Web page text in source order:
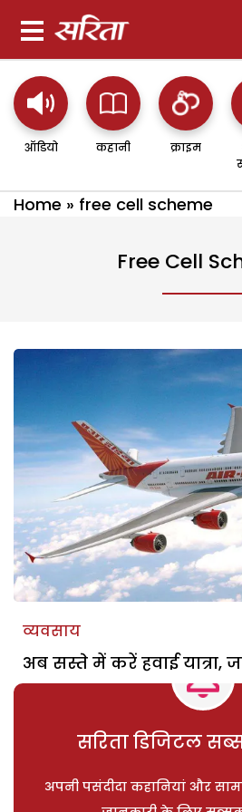
ऑडियो कहानी क्राइम
Home » free cell scheme
Free Cell
व्यवसाय
अब सस्ते में करें हवाई यात्रा,
सरिता डिजिटल
अपनी पसंदीदा कहानियां और